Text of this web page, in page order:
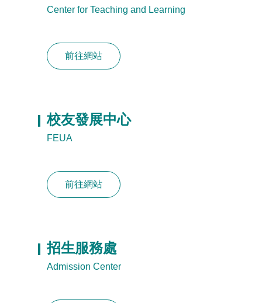
Center for Teaching and Learning
前往網站
校友發展中心
FEUA
前往網站
招生服務處
Admission Center